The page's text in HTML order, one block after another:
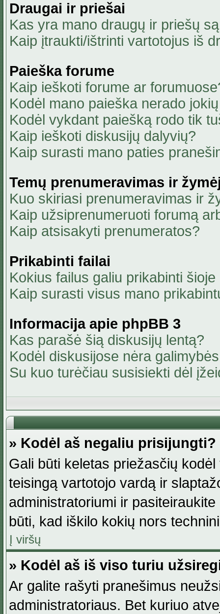
Draugai ir priešai
Kas yra mano draugų ir priešų
Kaip įtraukti/ištrinti vartotojus iš
Paieška forume
Kaip ieškoti forume ar
Kodėl mano paieška nerado
Kodėl vykdant paiešką rodo tik
Kaip ieškoti diskusijų dalyvių?
Kaip surasti mano paties
Temų prenumeravimas ir
Kuo skiriasi prenumeravimas ir
Kaip užsiprenumeruoti forumą
Kaip atsisakyti prenumeratos?
Prikabinti failai
Kokius failus galiu prikabinti
Kaip surasti visus mano
Informacija apie phpBB 3
Kas parašė šią diskusijų lentą?
Kodėl diskusijose nėra
Su kuo turėčiau susisiekti dėl
» Kodėl aš negaliu prisijungti?
Gali būti keletas priežasčių
teisingą vartotojo vardą ir
administratoriumi ir
būti, kad iškilo kokių nors
Į viršų
» Kodėl aš iš viso turiu
Ar galite rašyti pranešimus
administratoriaus. Bet kuriuo